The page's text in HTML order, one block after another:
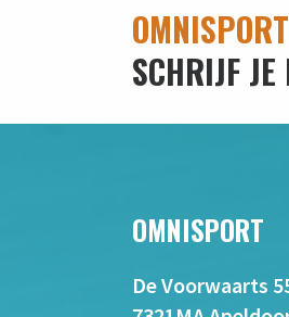
SCHRIJF
OMNISPORT
De Voorwaarts